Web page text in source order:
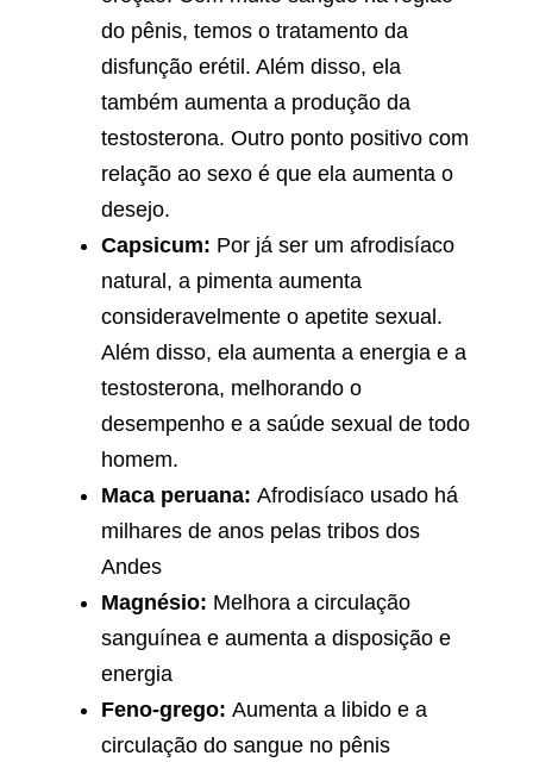
do pênis, temos o tratamento da
disfunção erétil. Além disso, ela
também aumenta a produção da
testosterona. Outro ponto positivo com
relação ao sexo é que ela aumenta o
desejo.
Capsicum: Por já ser um afrodisíaco
natural, a pimenta aumenta
consideravelmente o apetite sexual.
Além disso, ela aumenta a energia e a
testosterona, melhorando o
desempenho e a saúde sexual de todo
homem.
Maca peruana: Afrodisíaco usado há
milhares de anos pelas tribos dos
Andes
Magnésio: Melhora a circulação
sanguínea e aumenta a disposição e
energia
Feno-grego: Aumenta a libido e a
circulação do sangue no pênis